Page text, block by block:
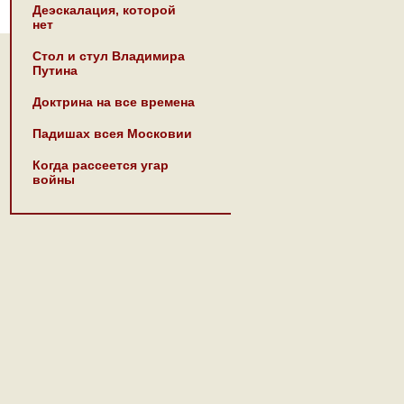
Деэскалация, которой
нет
Стол и стул Владимира
Путина
Доктрина на все времена
Падишах всея Московии
Когда рассеется угар
войны